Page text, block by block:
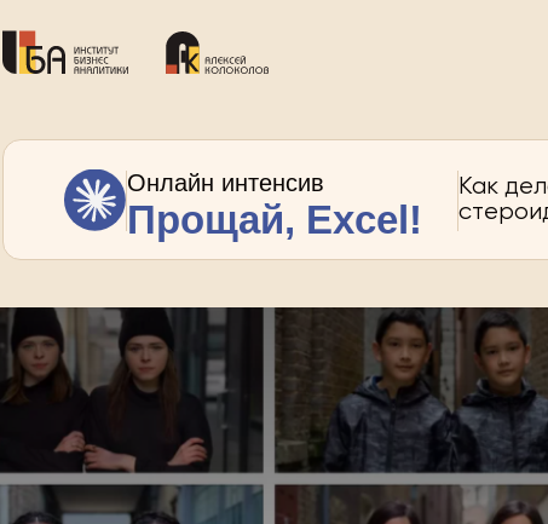
Онлайн интенсив
Прощай, Excel!
Как